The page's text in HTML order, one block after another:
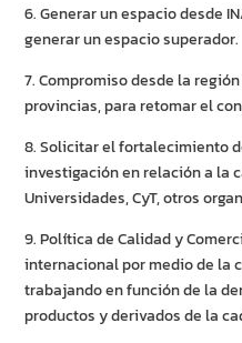
6. Generar un espacio desde
generar un espacio superador.
7. Compromiso desde la
provincias, para retomar el
8. Solicitar el fortalecimiento
investigación en relación a la
Universidades, CyT, otros
9. Política de Calidad y
internacional por medio de la
trabajando en función de la
productos y derivados de la